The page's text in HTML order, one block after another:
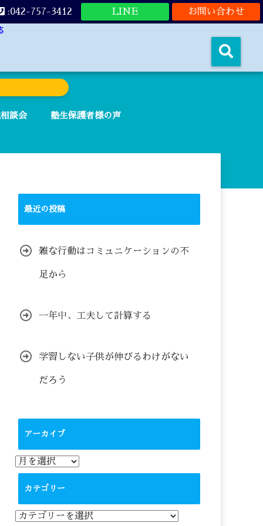
お問い合わせ
LINE
:042-757-3412
談会 塾生保護者様の声
最近の投稿
雑な行動はコミュニケーションの不
足から
一年中、工夫して計算する
学習しない子供が伸びるわけがない
だろう
アーカイブ
ア
ー
カテゴリー
カ